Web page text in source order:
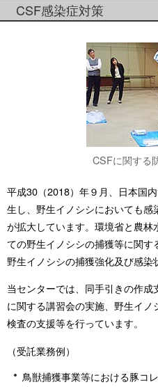
CSF感染症対策
CSFに関する
平成30（2018）年９月、日本国
生し、野生イノシシにおいても
が拡大しています。環境省と農
ての野生イノシシの捕獲等に関す
野生イノシシの捕獲強化及び感染
当センターでは、同手引きの作
に関する講習会の実施、野生イ
検査の支援等を行っています。
（受託業務例）
鳥獣捕獲事業等における豚コ